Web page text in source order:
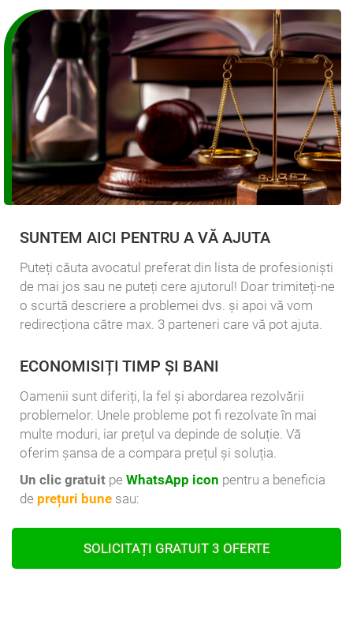
SUNTEM AICI PENTRU A VĂ AJUTA
Puteți căuta avocatul preferat din lista de profesioniști
de mai jos sau ne puteți cere ajutorul! Doar trimiteți-ne
o scurtă descriere a problemei dvs. și apoi vă vom
redirecționa către max. 3 parteneri care vă pot ajuta.
ECONOMISIȚI TIMP ȘI BANI
Oamenii sunt diferiți, la fel și abordarea rezolvării
problemelor. Unele probleme pot fi rezolvate în mai
multe moduri, iar prețul va depinde de soluție. Vă
oferim șansa de a compara prețul și soluția.
Un clic gratuit pe WhatsApp icon pentru a beneficia
de prețuri bune sau:
SOLICITAȚI GRATUIT 3 OFERTE